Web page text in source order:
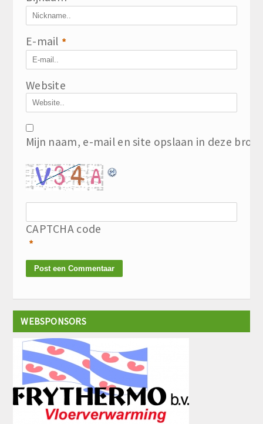
E-mail *
Website
Mijn naam, e-mail en site opslaan in deze
CAPTCHA code
*
WEBSPONSORS